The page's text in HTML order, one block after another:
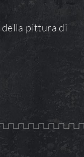
della pittura di